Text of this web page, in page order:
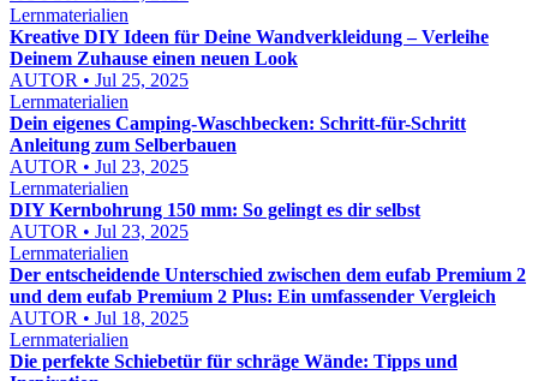
Lernmaterialien
Kreative DIY Ideen für Deine Wandverkleidung – Verleihe
Deinem Zuhause einen neuen Look
AUTOR • Jul 25, 2025
Lernmaterialien
Dein eigenes Camping-Waschbecken: Schritt-für-Schritt
Anleitung zum Selberbauen
AUTOR • Jul 23, 2025
Lernmaterialien
DIY Kernbohrung 150 mm: So gelingt es dir selbst
AUTOR • Jul 23, 2025
Lernmaterialien
Der entscheidende Unterschied zwischen dem eufab Premium 2
und dem eufab Premium 2 Plus: Ein umfassender Vergleich
AUTOR • Jul 18, 2025
Lernmaterialien
Die perfekte Schiebetür für schräge Wände: Tipps und